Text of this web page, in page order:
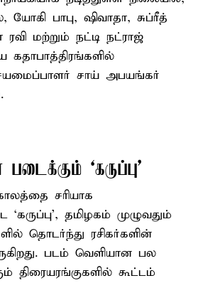
யோகி பாபு, ஷிவாதா, சுப்ரீத்
மற்றும் நட்டி நட்ராஜ்
கதாபாத்திரங்களில்
சாய் அபயங்கர்
‘கருப்பு’
சரியாக
தமிழகம் முழுவதும்
தொடர்ந்து ரசிகர்களின்
படம் வெளியான பல
திரையரங்குகளில் கூட்டம்